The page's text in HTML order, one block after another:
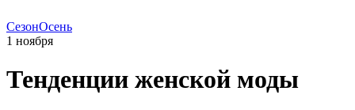
СезонОсень
1 ноября
Тенденции женской моды